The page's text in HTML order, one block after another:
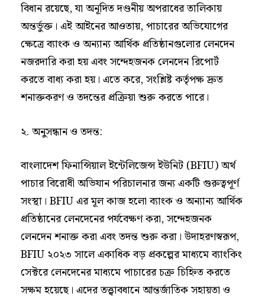
বিধান রয়েছে, যা অনূদিত দণ্ডনীয় অপরাধের তালিকায়
অন্তর্ভুক্ত। এই আইনের আওতায়, পাচারের অভিযোগের
ক্ষেত্রে ব্যাংক ও অন্যান্য আর্থিক প্রতিষ্ঠানগুলোর লেনদেন
নজরদারি করা হয় এবং সন্দেহজনক লেনদেন রিপোর্ট
করতে বাধ্য করা হয়। এতে করে, সংশ্লিষ্ট কর্তৃপক্ষ দ্রুত
শনাক্তকরণ ও তদন্তের প্রক্রিয়া শুরু করতে পারে।
২. অনুসন্ধান ও তদন্ত:
বাংলাদেশ ফিনান্সিয়াল ইন্টেলিজেন্স ইউনিট (BFIU) অর্থ
পাচার বিরোধী অভিযান পরিচালনার জন্য একটি গুরুত্বপূর্ণ
সংস্থা। BFIU এর মূল কাজ হলো ব্যাংক ও অন্যান্য আর্থিক
প্রতিষ্ঠানের লেনদেনের পর্যবেক্ষণ করা, সন্দেহজনক
লেনদেন শনাক্ত করা এবং তদন্ত শুরু করা। উদাহরণস্বরূপ,
BFIU ২০২৩ সালে একাধিক বড় প্রকল্পের মাধ্যমে ব্যাংকিং
সেক্টরে লেনদেনের মাধ্যমে পাচারের চক্র চিহ্নিত করতে
সক্ষম হয়েছে। এদের তত্ত্বাবধানে আন্তর্জাতিক সহায়তা ও